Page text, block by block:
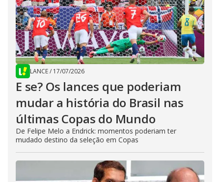
LANCE/ 17/07/2026
E se? Os lances que poderiam
mudar a história do Brasil nas
últimas Copas do Mundo
De Felipe Melo a Endrick: momentos poderiam ter
mudado destino da seleção em Copas